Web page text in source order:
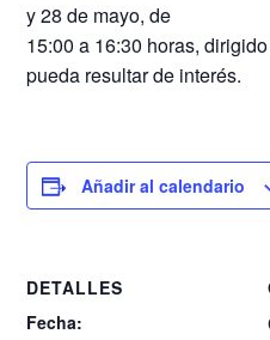
y 28 de mayo, de
15:00 a 16:30 horas,
pueda resultar de interés.
Añadir al calendario
DETALLES
Fecha: